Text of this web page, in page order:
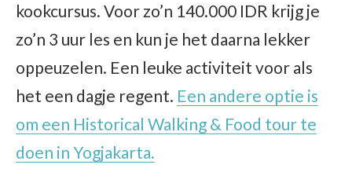
kookcursus. Voor zo’n 140.000 IDR krijg je
zo’n 3 uur les en kun je het daarna lekker
oppeuzelen. Een leuke activiteit voor als
het een dagje regent. Een andere optie is
om een Historical Walking & Food tour te
doen in Yogjakarta.